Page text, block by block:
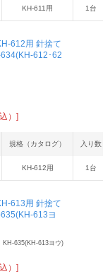
KH-611用 1台
612用 針捨て
612･62
）]
規格（カタログ） 入り数
KH-612用 1台
613用 針捨て
613ヨ
KH-635(KH-613ヨウ)
）]